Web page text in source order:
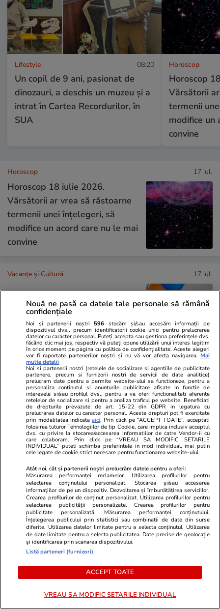
Lifestyle 08:20
Un copil de 9 ani, pasionat de
dinozauri, a deschis un muzeu și a
intrat în Cartea Recordurilor, în
SUA
Horoscop
Horoscop
Vărsătorii
termenii
modifice un
convine
Horoscop 17 iul.
Horoscop 18 iulie 2026.
Vărsătorii ar vrea să răstoarne
termenii unei înțelegeri, să
modifice un acord care nu le mai
convine
Vacanțe și Cultură 17 iul.
Ce nume se sărbătoresc de
Sfântul Ilie. Cui îi spunem La
Mulți Ani
Lifestyle 17 iul.
Cum păstrăm verdețurile
proaspete ca să reziste o
săptămână
Știri România 17 iul.
Sfântul Ilie – tradiții, obiceiuri și
superstiții. Ce să nu faci de
Sfântul Ilie
Știri România 10:10
Dragoș Tănase, șeful Gabriel
Nouă ne pasă ca datele tale personale să rămână
confidențiale
Noi și partenerii noștri 596 stocăm și/sau accesăm informații pe
dispozitivul dvs., precum identificatorii cookie unici pentru prelucrarea
datelor cu caracter personal. Puteți accepta sau gestiona preferințele dvs.
făcând clic mai jos, respectiv vă puteți opune utilizării unui interes legitim
în orice moment pe pagina cu politica de confidențialitate. Aceste alegeri
vor fi raportate partenerilor noștri și nu vă vor afecta navigarea. Mai
multe detalii
Noi si partenerii nostri (retelele de socializare si agentiile de publicitate
partenere, precum si furnizorii nostri de servicii de date analitice)
prelucram date pentru a permite website-ului sa functioneze, pentru a
personaliza continutul si anunturile publicitare afisate in functie de
interesele si/sau profilul dvs., pentru a va oferi functionalitati aferente
retelelor de socializare si pentru a analiza traficul pe website. Beneficiati
de drepturile prevazute de art. 15-22 din GDPR in legatura cu
prelucrarea datelor cu caracter personal. Aceste drepturi pot fi exercitate
prin modalitatea indicataaici. Prin click pe “ACCEPT TOATE”, acceptati
folosirea tuturor Tehnologiilor de tip Cookie, care implica inclusiv acceptul
dvs. cu privire la stocarea/accesarea informatiilor de catre Vendor-ii cu
care colaboram. Prin click pe “VREAU SA MODIFIC SETARILE
INDIVIDUAL” puteti schimba preferintele in mod individual, mai putin
cele legate de cookie strict necesare pentru functionarea website-ului.
Atât noi, cât și partenerii noștri prelucrăm datele pentru a oferi:
Măsurarea performanței reclamelor. Utilizarea profilurilor pentru
selectarea conținutului personalizat. Stocarea și/sau accesarea
informațiilor de pe un dispozitiv. Dezvoltarea și îmbunătățirea serviciilor.
Crearea profilurilor de conținut personalizat. Utilizarea profilurilor pentru
selectarea publicității personalizate. Crearea profilurilor pentru
publicitate personalizată. Măsurarea performanței conținutului.
Înțelegerea publicului prin statistici sau combinații de date din surse
diferite. Utilizarea datelor limitate pentru a selecta conținutul. Utilizarea
de date limitate pentru a selecta publicitatea. Date precise de geolocație
și identificarea prin scanarea dispozitivului.
Listă parteneri (furnizori)
ACCEPT TOATE
VREAU SA MODIFIC SETARILE INDIVIDUAL